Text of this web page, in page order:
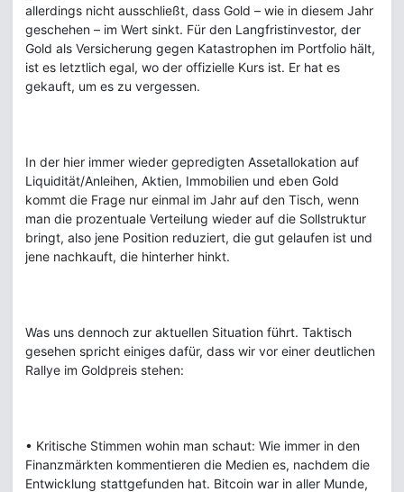
allerdings nicht ausschließt, dass Gold – wie in diesem Jahr
geschehen – im Wert sinkt. Für den Langfristinvestor, der
Gold als Versicherung gegen Katastrophen im Portfolio hält,
ist es letztlich egal, wo der offizielle Kurs ist. Er hat es
gekauft, um es zu vergessen.
In der hier immer wieder gepredigten Assetallokation auf
Liquidität/Anleihen, Aktien, Immobilien und eben Gold
kommt die Frage nur einmal im Jahr auf den Tisch, wenn
man die prozentuale Verteilung wieder auf die Sollstruktur
bringt, also jene Position reduziert, die gut gelaufen ist und
jene nachkauft, die hinterher hinkt.
Was uns dennoch zur aktuellen Situation führt. Taktisch
gesehen spricht einiges dafür, dass wir vor einer deutlichen
Rallye im Goldpreis stehen:
• Kritische Stimmen wohin man schaut: Wie immer in den
Finanzmärkten kommentieren die Medien es, nachdem die
Entwicklung stattgefunden hat. Bitcoin war in aller Munde,